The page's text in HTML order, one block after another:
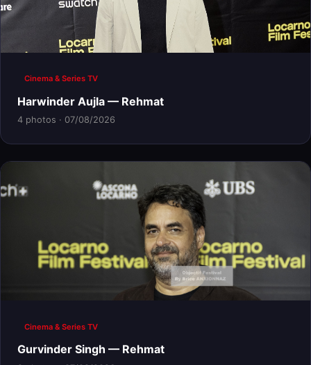
Cinema & Series TV
Harwinder Aujla — Rehmat
4 photos · 07/08/2026
Cinema & Series TV
Gurvinder Singh — Rehmat